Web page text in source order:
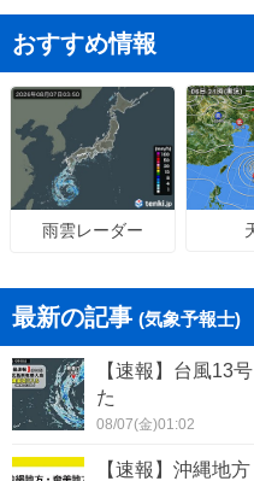
おすすめ情報
雨雲レーダー
最新の記事 (気象予報士)
【速報】台風13
た
08/07(金)01:02
【速報】沖縄地